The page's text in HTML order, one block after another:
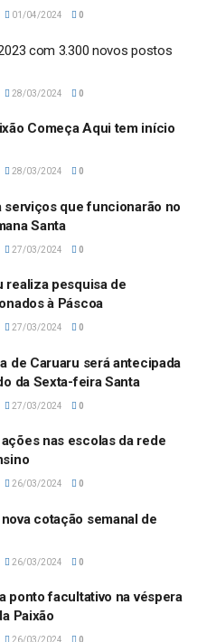
01/04/2024 0
com 3.300 novos postos
28/03/2024 0
Começa Aqui tem início
28/03/2024 0
serviços que funcionarão no
Santa
27/03/2024 0
realiza pesquisa de
à Páscoa
27/03/2024 0
de Caruaru será antecipada
da Sexta-feira Santa
27/03/2024 0
nas escolas da rede
26/03/2024 0
cotação semanal de
26/03/2024 0
ponto facultativo na véspera
Paixão
26/03/2024 0